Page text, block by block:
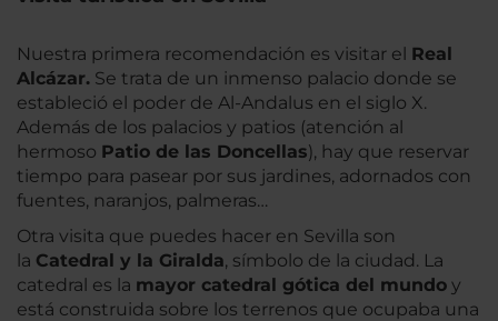
Nuestra primera recomendación es visitar el Real
Alcázar. Se trata de un inmenso palacio donde se
estableció el poder de Al-Andalus en el siglo X.
Además de los palacios y patios (atención al
hermoso Patio de las Doncellas), hay que reservar
tiempo para pasear por sus jardines, adornados con
fuentes, naranjos, palmeras…
Otra visita que puedes hacer en Sevilla son
la Catedral y la Giralda, símbolo de la ciudad. La
catedral es la mayor catedral gótica del mundo y
está construida sobre los terrenos que ocupaba una